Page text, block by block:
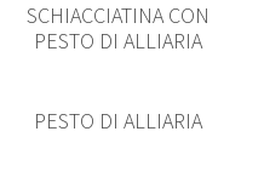
SCHIACCIATINA CON
PESTO DI ALLIARIA
PESTO DI ALLIARIA